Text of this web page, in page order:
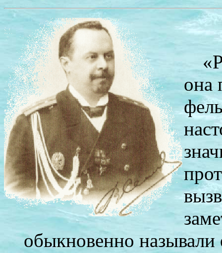
она
обыкновенно